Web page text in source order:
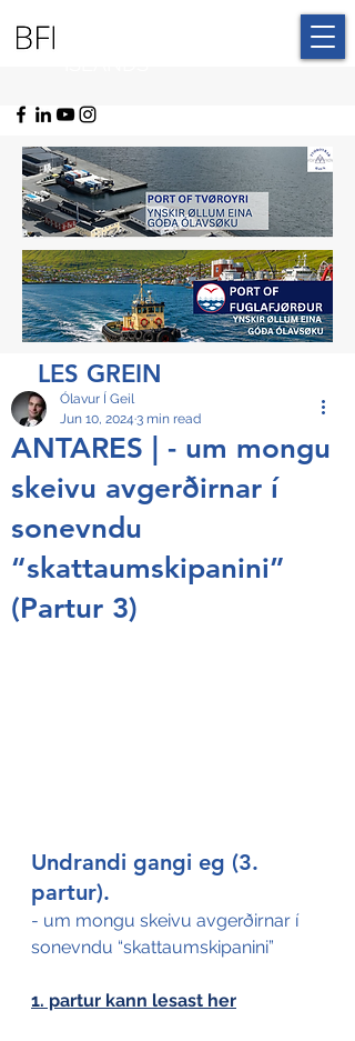
LES GREIN
ANTARES | - um mongu
skeivu avgerðirnar í
sonevndu
“skattaumskipanini”
(Partur 3)
Ólavur Í Geil
Jun 10, 2024 3 min read
Undrandi gangi eg (3.
partur).
- um mongu skeivu avgerðirnar í
sonevndu “skattaumskipanini”
1. partur kann lesast her